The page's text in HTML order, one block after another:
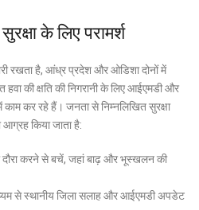
के लिए परामर्श
रखता है, आंध्र प्रदेश और ओडिशा दोनों में
की क्षति की निगरानी के लिए आईएमडी और
कर रहे हैं। जनता से निम्नलिखित सुरक्षा
आग्रह किया जाता है:
दौरा करने से बचें, जहां बाढ़ और भूस्खलन की
से स्थानीय जिला सलाह और आईएमडी अपडेट